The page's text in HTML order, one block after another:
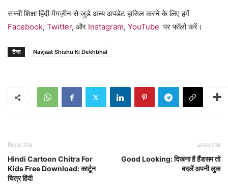
सच्ची शिक्षा हिंदी मैगज़ीन से जुडे अन्य अपडेट हासिल करने के लिए हमें
Facebook, Twitter, और Instagram, YouTube पर फॉलो करें।
टैग्स Navjaat Shishu Ki Dekhbhal
पिछला लेख
Hindi Cartoon Chitra For
Kids Free Download: कार्टून
चित्र हिंदी
अगला लेख
Good Looking: दिखना है हैंडसम तो
बदलें अपनी लुक